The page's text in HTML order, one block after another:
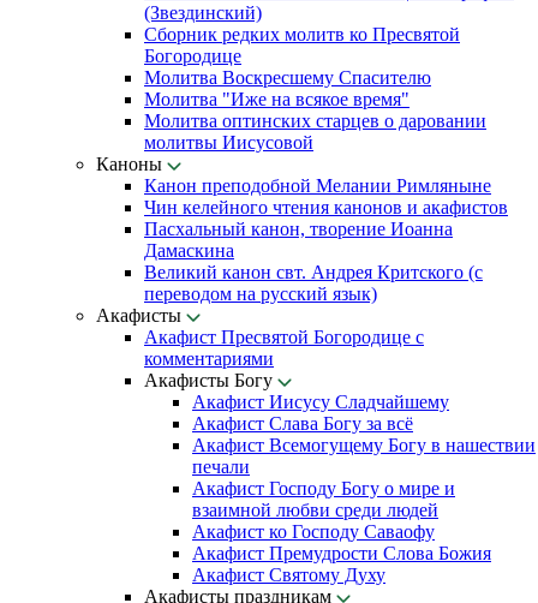
(Звездинский)
Сборник редких молитв ко Пресвятой
Богородице
Молитва Воскресшему Спасителю
Молитва "Иже на всякое время"
Молитва оптинских старцев о даровании
молитвы Иисусовой
Каноны
Канон преподобной Мелании Римляныне
Чин келейного чтения канонов и акафистов
Пасхальный канон, творение Иоанна
Дамаскина
Великий канон свт. Андрея Критского (с
переводом на русский язык)
Акафисты
Акафист Пресвятой Богородице с
комментариями
Акафисты Богу
Акафист Иисусу Сладчайшему
Акафист Слава Богу за всё
Акафист Всемогущему Богу в нашествии
печали
Акафист Господу Богу о мире и
взаимной любви среди людей
Акафист ко Господу Саваофу
Акафист Премудрости Слова Божия
Акафист Святому Духу
Акафисты праздникам